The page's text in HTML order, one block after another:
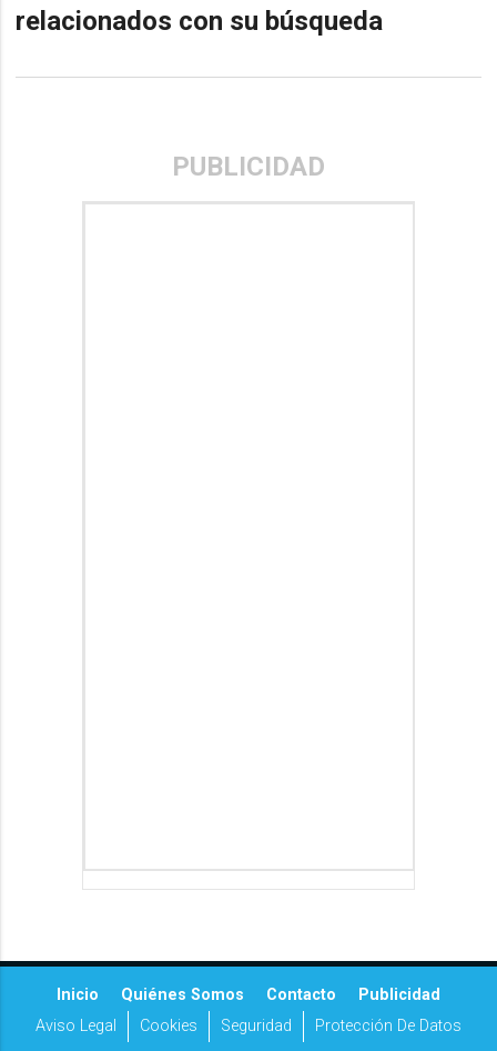
relacionados con su búsqueda
PUBLICIDAD
Inicio Quiénes Somos Contacto
Publicidad
Aviso Legal
Cookies Seguridad Protección De Datos